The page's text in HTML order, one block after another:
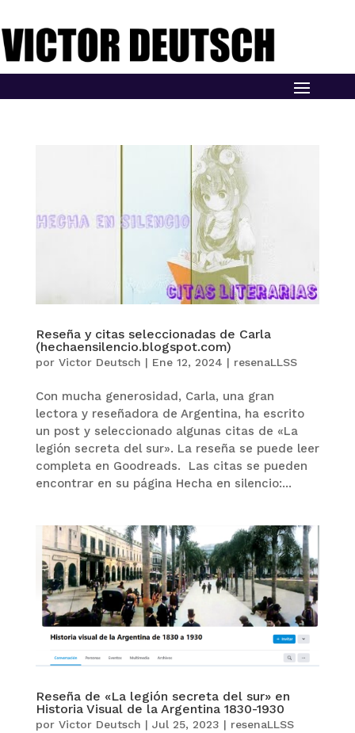
Reseña y citas seleccionadas de Carla
(hechaensilencio.blogspot.com)
por Victor Deutsch | Ene 12, 2024 | resenaLLSS
Con mucha generosidad, Carla, una gran
lectora y reseñadora de Argentina, ha escrito
un post y seleccionado algunas citas de «La
legión secreta del sur». La reseña se puede leer
completa en Goodreads. Las citas se pueden
encontrar en su página Hecha en silencio:...
Reseña de «La legión secreta del sur» en
Historia Visual de la Argentina 1830-1930
por Victor Deutsch | Jul 25, 2023 | resenaLLSS